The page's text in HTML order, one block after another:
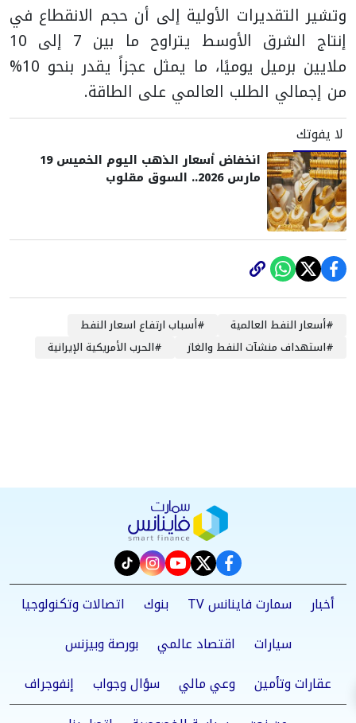
وتشير التقديرات الأولية إلى أن حجم الانقطاع في
إنتاج الشرق الأوسط يتراوح ما بين 7 إلى 10
ملايين برميل يوميًا، ما يمثل عجزاً يقدر بنحو 10%
من إجمالي الطلب العالمي على الطاقة.
لا يفوتك
انخفاض أسعار الذهب اليوم الخميس 19
مارس 2026.. السوق مقلوب
#أسعار النفط العالمية #أسباب ارتفاع اسعار النفط
#استهداف منشآت النفط والغاز #الحرب الأمريكية الإيرانية
facebook
twitter
youtube
instagram
tiktok
أخبار
سمارت فاينانس TV بنوك
اتصالات وتكنولوجيا
سيارات
اقتصاد عالمي
بورصة وبيزنس
عقارات وتأمين
وعي مالي سؤال وجواب
إنفوجراف